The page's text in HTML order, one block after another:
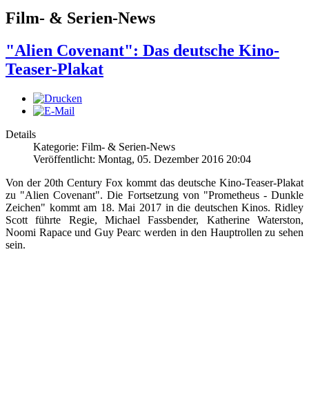
Film- & Serien-News
"Alien Covenant": Das deutsche Kino-
Teaser-Plakat
Details
Kategorie: Film- & Serien-News
Veröffentlicht: Montag, 05. Dezember 2016 20:04
Von der 20th Century Fox kommt das deutsche Kino-Teaser-Plakat
zu "Alien Covenant". Die Fortsetzung von "Prometheus - Dunkle
Zeichen" kommt am 18. Mai 2017 in die deutschen Kinos. Ridley
Scott führte Regie, Michael Fassbender, Katherine Waterston,
Noomi Rapace und Guy Pearc werden in den Hauptrollen zu sehen
sein.